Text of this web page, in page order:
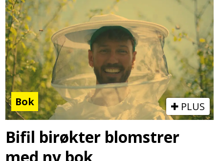
Bok PLUS
Bifil birøkter blomstrer